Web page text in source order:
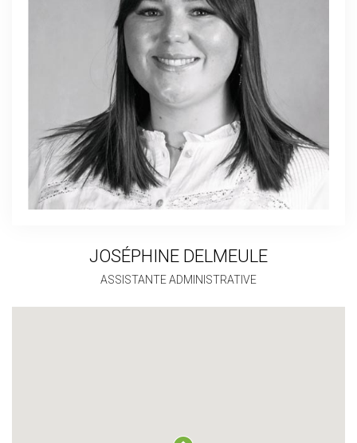
JOSÉPHINE DELMEULE
ASSISTANTE ADMINISTRATIVE